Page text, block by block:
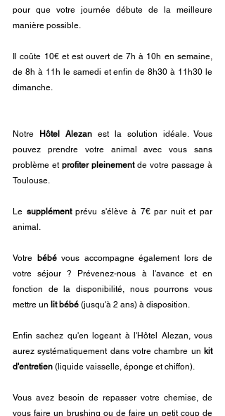
pour que votre journée débute de la meilleure
manière possible.
Il coûte 10€ et est ouvert de 7h à 10h en semaine,
de 8h à 11h le samedi et enfin de 8h30 à 11h30 le
dimanche.
Notre Hôtel Alezan est la solution idéale. Vous
pouvez prendre votre animal avec vous sans
problème et profiter pleinement de votre passage à
Toulouse.
Le supplément prévu s'élève à 7€ par nuit et par
animal.
Votre bébé vous accompagne également lors de
votre séjour ? Prévenez-nous à l'avance et en
fonction de la disponibilité, nous pourrons vous
mettre un lit bébé (jusqu'à 2 ans) à disposition.
Enfin sachez qu'en logeant à l'Hôtel Alezan, vous
aurez systématiquement dans votre chambre un kit
d'entretien (liquide vaisselle, éponge et chiffon).
Vous avez besoin de repasser votre chemise, de
vous faire un brushing ou de faire un petit coup de